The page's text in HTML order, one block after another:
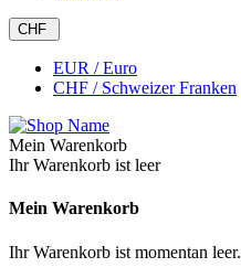
CHF
EUR / Euro
CHF / Schweizer Franken
Mein Warenkorb
Ihr Warenkorb ist leer
Mein Warenkorb
Ihr Warenkorb ist momentan leer.